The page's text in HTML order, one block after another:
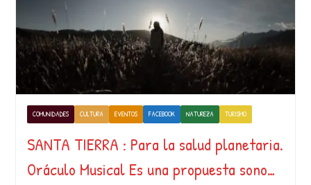
COMUNIDADES CULTURA EVENTOS FACEBOOK NATUREZA TURISMO
SANTA TIERRA : Para la salud planetaria.
Oráculo Musical Es una propuesta sono…